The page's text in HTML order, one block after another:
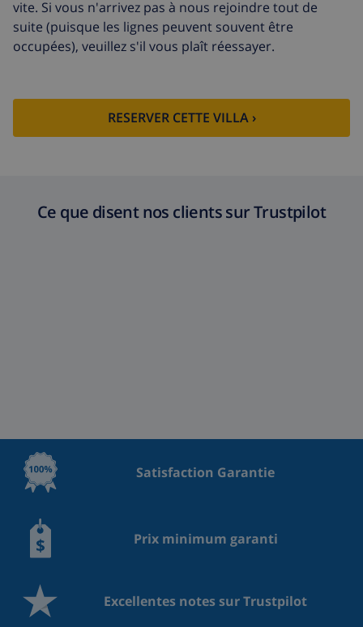
vite. Si vous n'arrivez pas à nous rejoindre tout de
suite (puisque les lignes peuvent souvent être
occupées), veuillez s'il vous plaît réessayer.
RESERVER CETTE VILLA ›
Ce que disent nos clients sur Trustpilot
Satisfaction Garantie
Prix minimum garanti
Excellentes notes sur Trustpilot